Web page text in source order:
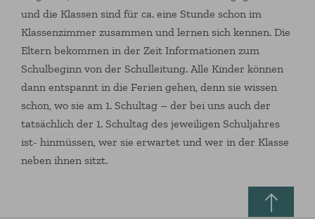
und die Klassen sind für ca. eine Stunde schon im
Klassenzimmer zusammen und lernen sich kennen. Die
Eltern bekommen in der Zeit Informationen zum
Schulbeginn von der Schulleitung. Alle Kinder können
dann entspannt in die Ferien gehen, denn sie wissen
schon, wo sie am 1. Schultag – der bei uns auch der
tatsächlich der 1. Schultag des jeweiligen Schuljahres
ist- hinmüssen, wer sie erwartet und wer in der Klasse
neben ihnen sitzt.